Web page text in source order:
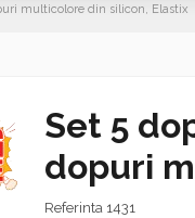
multicolore din silicon, Elastix
Set 5
dopuri
Referinta 1431